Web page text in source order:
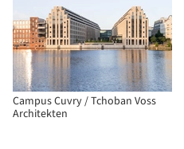
Campus Cuvry / Tchoban Voss
Architekten